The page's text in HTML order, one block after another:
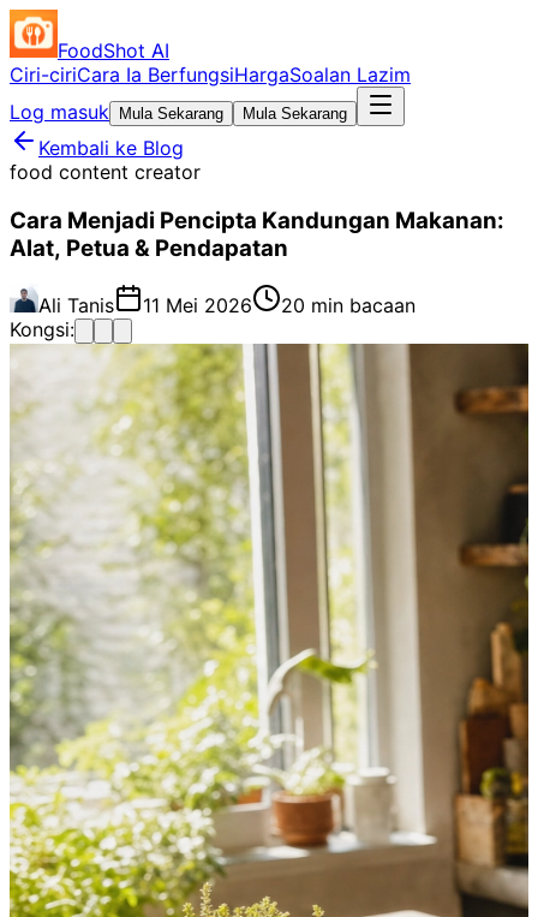
FoodShot AI
Ciri-ciriCara Ia BerfungsiHargaSoalan Lazim
Log masuk
Mula Sekarang Mula Sekarang
Kembali ke Blog
food content creator
Cara Menjadi Pencipta Kandungan Makanan:
Alat, Petua & Pendapatan
Ali Tanis 11 Mei 2026
20 min bacaan
Kongsi: